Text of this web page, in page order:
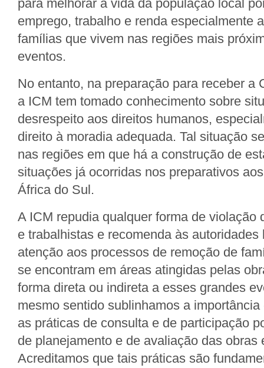
para melhorar a vida da população local
emprego, trabalho e renda especialmente
famílias que vivem nas regiões mais
eventos.
No entanto, na preparação para receber a
a ICM tem tomado conhecimento sobre
desrespeito aos direitos humanos,
direito à moradia adequada. Tal situação
nas regiões em que há a construção de
situações já ocorridas nos preparativos
África do Sul.
A ICM repudia qualquer forma de violação
e trabalhistas e recomenda às autoridades
atenção aos processos de remoção de
se encontram em áreas atingidas pelas
forma direta ou indireta a esses grandes
mesmo sentido sublinhamos a
as práticas de consulta e de participação
de planejamento e de avaliação das obras
Acreditamos que tais práticas são